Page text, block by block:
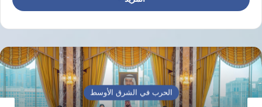
على إيران، والتي أدت إلى إغلاق الممر المائي
الحيوي.
وتسعى الدول الأوروبية، بقيادة بريطانيا وفرنسا،
لوضع خطة محتملة لسبل المساهمة في إبقاء
المضيق مفتوحا في حال انتهاء الحرب.
الحرب في الشرق الأوسط